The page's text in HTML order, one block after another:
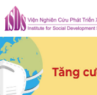
Skip
to
content